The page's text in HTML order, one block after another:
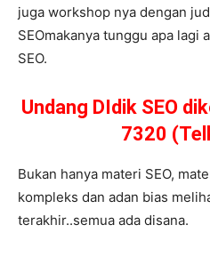
juga workshop nya dengan
SEOmakanya tunggu apa lagi
SEO.
Undang DIdik SEO
7320
Bukan hanya materi SEO,
kompleks dan adan bias
terakhir..semua ada disana.